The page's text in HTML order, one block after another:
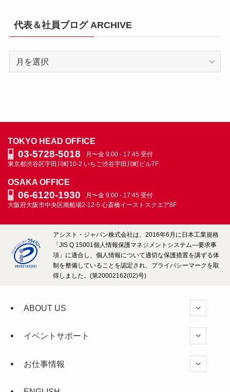
代表＆社員ブログ ARCHIVE
ブ
グ
ARCHIVE
TOKYO HEAD OFFICE
03-5728-5018
月〜金 9:00 - 17:45 受付
東京都渋谷区宇田川町10-2 いちご渋谷宇田川町ビル7F
OSAKA OFFICE
06-6120-1930
月〜金 9:00 - 17:45 受付
大阪府大阪市中央区南船場2-12-5 心斎橋イーストスクエア8F
アシスト・ジャパン株式会社は、2016年6月に日本工業規格
「JIS Q 15001個人情報保護マネジメントシステム―要求事
項」に適合し、個人情報について適切な保護措置を講ずる体
制を整備していることを認定され、プライバシーマークを取
得しました。(第20002162(02)号)
ABOUT US
イベントサポート
お仕事情報